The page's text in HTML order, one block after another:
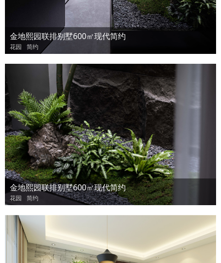
金地熙园联排别墅600㎡现代简约
花园 简约
金地熙园联排别墅600㎡现代简约
花园 简约